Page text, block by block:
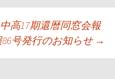
高17期還暦同窓会報
号発行のお知らせ →